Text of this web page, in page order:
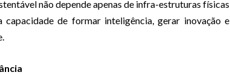
não depende apenas de infra-estruturas físicas
de formar inteligência, gerar inovação e